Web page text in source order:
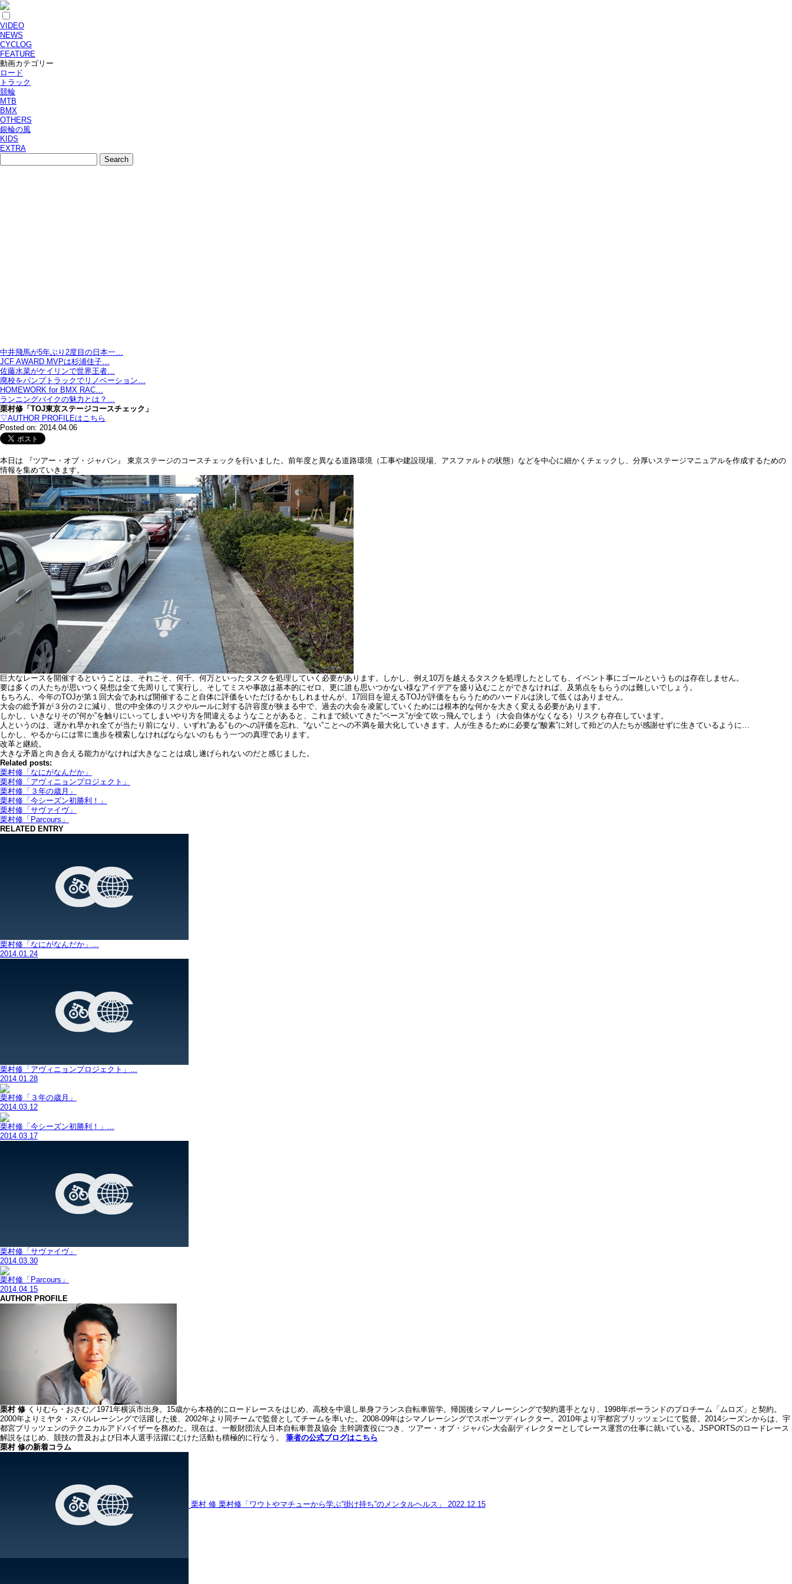
VIDEO
NEWS
CYCLOG
FEATURE
動画カテゴリー
ロード
トラック
競輪
MTB
BMX
OTHERS
銀輪の風
KIDS
EXTRA
中井飛馬が5年ぶり2度目の日本一…
JCF AWARD MVPは杉浦佳子…
佐藤水菜がケイリンで世界王者…
廃校をパンプトラックでリノベーション…
HOMEWORK for BMX RAC…
ランニングバイクの魅力とは？…
栗村修「TOJ東京ステージコースチェック」
▽AUTHOR PROFILEはこちら
Posted on: 2014.04.06
本日は 『ツアー・オブ・ジャパン』 東京ステージのコースチェックを行いました。前年度と異なる道路環境（工事や建設現場、アスファルトの状態）などを中心に細かくチェックし、分厚いステージマニュアルを作成するための
情報を集めていきます。
巨大なレースを開催するということは、それこそ、何千、何万といったタスクを処理していく必要があります。しかし、例え10万を越えるタスクを処理したとしても、イベント事にゴールというものは存在しません。
要は多くの人たちが思いつく発想は全て先周りして実行し、そしてミスや事故は基本的にゼロ、更に誰も思いつかない様なアイデアを盛り込むことができなければ、及第点をもらうのは難しいでしょう。
もちろん、今年のTOJが第１回大会であれば開催すること自体に評価をいただけるかもしれませんが、17回目を迎えるTOJが評価をもらうためのハードルは決して低くはありません。
大会の総予算が３分の２に減り、世の中全体のリスクやルールに対する許容度が狭まる中で、過去の大会を凌駕していくためには根本的な何かを大きく変える必要があります。
しかし、いきなりその“何か”を触りにいってしまいやり方を間違えるようなことがあると、これまで続いてきた“ベース”が全て吹っ飛んでしまう（大会自体がなくなる）リスクも存在しています。
人というのは、遅かれ早かれ全てが当たり前になり、いずれ“ある”ものへの評価を忘れ、“ない”ことへの不満を最大化していきます。人が生きるために必要な“酸素”に対して殆どの人たちが感謝せずに生きているように…
しかし、やるからには常に進歩を模索しなければならないのももう一つの真理であります。
改革と継続。
大きな矛盾と向き合える能力がなければ大きなことは成し遂げられないのだと感じました。
Related posts:
栗村修「なにがなんだか」
栗村修「アヴィニョンプロジェクト」
栗村修「３年の歳月」
栗村修「今シーズン初勝利！」
栗村修「サヴァイヴ」
栗村修「Parcours」
RELATED ENTRY
栗村修「なにがなんだか」...
2014.01.24
栗村修「アヴィニョンプロジェクト」...
2014.01.28
栗村修「３年の歳月」
2014.03.12
栗村修「今シーズン初勝利！」...
2014.03.17
栗村修「サヴァイヴ」
2014.03.30
栗村修「Parcours」
2014.04.15
AUTHOR PROFILE
栗村 修 くりむら・おさむ／1971年横浜市出身。15歳から本格的にロードレースをはじめ、高校を中退し単身フランス自転車留学。帰国後シマノレーシングで契約選手となり、1998年ポーランドのプロチーム「ムロズ」と契約。
2000年よりミヤタ・スバルレーシングで活躍した後、2002年より同チームで監督としてチームを率いた。2008-09年はシマノレーシングでスポーツディレクター。2010年より宇都宮ブリッツェンにて監督。2014シーズンからは、宇
都宮ブリッツェンのテクニカルアドバイザーを務めた。現在は、一般財団法人日本自転車普及協会 主幹調査役につき、ツアー・オブ・ジャパン大会副ディレクターとしてレース運営の仕事に就いている。JSPORTSのロードレース
解説をはじめ、競技の普及および日本人選手活躍にむけた活動も積極的に行なう。 筆者の公式ブログはこちら
栗村 修の新着コラム
栗村 修 栗村修「ワウトやマチューから学ぶ”掛け持ち”のメンタルヘルス」 2022.12.15